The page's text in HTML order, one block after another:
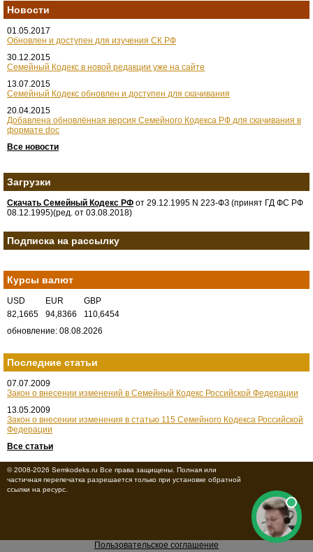
Новости
01.05.2017
Обновлен и доступен для изучения СК РФ
30.12.2015
Семейный Кодекс в новой редакции уже на сайте
13.07.2015
Семейный Кодекс обновлен и доступен для скачивания
20.04.2015
Добавлена обновлённая версия Семейного Кодекса РФ для скачивания в
формате doc
Все новости
Загрузки
Скачать Семейный Кодекс РФ от 29.12.1995 N 223-ФЗ (принят ГД ФС РФ
08.12.1995)(ред. от 03.08.2018)
Подписка на рассылку
Курсы валют
USD EUR
GBP
82,1665
94,8366
110,6454
обновление: 08.08.2026
Последние статьи
07.07.2009
Закон о внесении изменений в Семейный Кодекс Российской Федерации
13.05.2009
Закон о внесении изменения в статью 115 Семейного Кодекса Российской
Федерации
Все статьи
© 2008-2026 Semkodeks.ru Все права защищены. Полная или
частичная перепечатка разрешается только при установке обратной
ссылки на ресурс.
Пользовательское соглашение